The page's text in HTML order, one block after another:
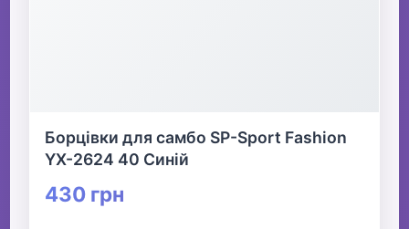
Борцівки для самбо SP-Sport Fashion
YX-2624 40 Синій
430 грн